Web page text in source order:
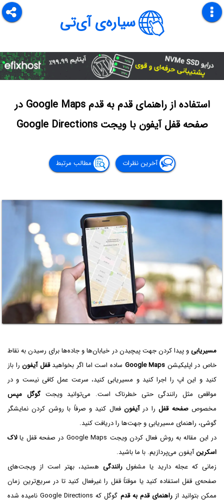
سیاره‌ی آی‌تی
استفاده از راهنمای قدم به قدم Google Maps در
صفحه قفل آیفون با ویجت Google Directions
آخرین نظرات مطالب مرتبط
مسیریابیو پیدا کردن جهت پیچیدن در خیابان‌ها و جاده‌ها برای رسیدن به نقاط
خاص در اپلیکیشن Google Maps ساده است اما اگر بخواهیدقفل آیفونرا باز
کنید و این اپ را اجرا کنید و مسیریابی کنید، سرعت عمل کافی نیست و در
مواقعی مثل رانندگی حتی خطرناک است. می‌توانید ویجتگوگل مپس
مخصوصصفحه قفلرا درآیفونفعال کنید و صرفاً با روشن کردن نمایشگر
گوشی، راهنمای مسیریابی و جهت‌ها را دریافت کنید.
در این مقاله به روش فعال کردن ویجت Google Maps در صفحه قفل یا
لاک
اسکرینآیفون می‌پردازیم. با ما باشید.
زمانی که عجله دارید یا مشغولرانندگی هستید، بهتر است از ویجت‌های
صفحه‌ی قفل استفاده کنید یا موقتاً قفل را غیرفعال کنید تا در سریع‌ترین زمان
ممکن بتوانید ازراهنمای قدم به قدم
گوگل که Google Directions نامیده شده